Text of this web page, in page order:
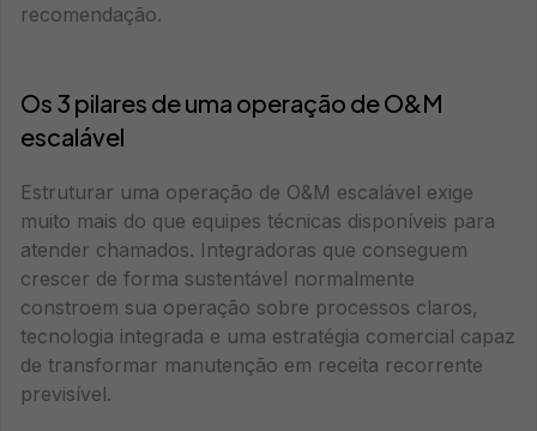
recomendação.
Os 3 pilares de uma operação de O&M
escalável
Estruturar uma operação de O&M escalável exige
muito mais do que equipes técnicas disponíveis para
atender chamados. Integradoras que conseguem
crescer de forma sustentável normalmente
constroem sua operação sobre processos claros,
tecnologia integrada e uma estratégia comercial capaz
de transformar manutenção em receita recorrente
previsível.